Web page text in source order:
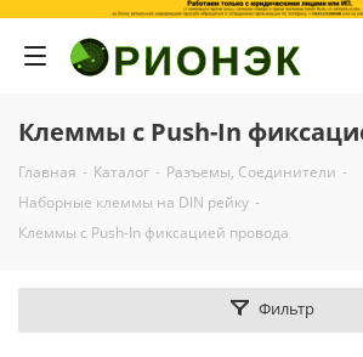
Клеммы с Push-In
Главная - Каталог - Разъемы, Соединители -
Наборные клеммы на DIN рейку -
Клеммы с Push-In фиксацией провода
Фильтр